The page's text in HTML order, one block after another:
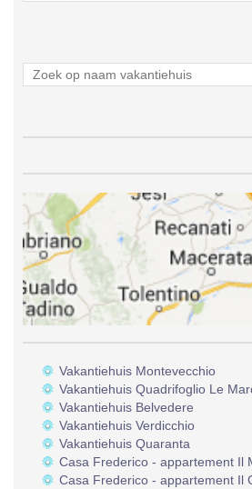
Vakantiehuis Montevecchio
Vakantiehuis Quadrifoglio Le
Vakantiehuis Belvedere
Vakantiehuis Verdicchio
Vakantiehuis Quaranta
Casa Frederico - appartement Il
Casa Frederico - appartement Il